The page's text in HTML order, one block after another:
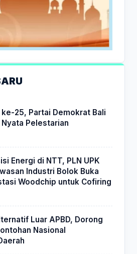
ke-25, Partai Demokrat Bali
Pelestarian
Energi di NTT, PLN UPK
Industri Bolok Buka
Woodchip untuk Cofiring
Luar APBD, Dorong
Nasional